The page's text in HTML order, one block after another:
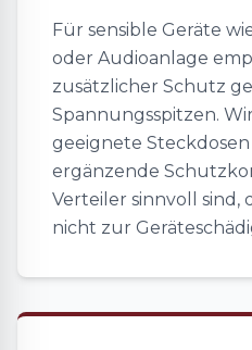
Für sensible Geräte
oder Audioanlage
zusätzlicher Schutz
Spannungsspitzen.
geeignete
ergänzende
Verteiler sinnvoll
nicht zur